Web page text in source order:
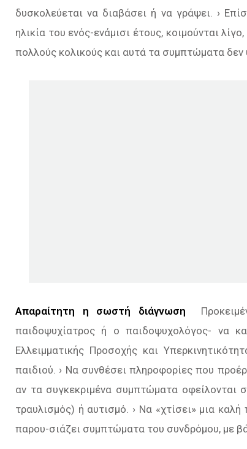
δυσκολεύεται να διαβάσει ή να γράψει. ›
ηλικία του ενός-ενάμισι έτους, κοιμούνται
πολλούς κολικούς και αυτά τα συμπτώματα
Απαραίτητη η σωστή διάγνωση
παιδοψυχίατρος ή ο παιδοψυχολόγος- να
Ελλειµµατικής Προσοχής και
παιδιού. › Να συνθέσει πληροφορίες που
αν τα συγκεκριµένα συµπτώµατα οφείλονται
τραυλισµός) ή αυτισµό. › Να «χτίσει» µια
παρου-σιάζει συµπτώµατα του συνδρόµου, µε